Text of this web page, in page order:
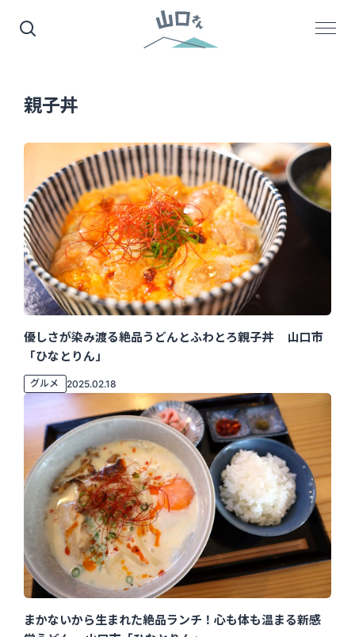
親子丼
優しさが染み渡る絶品うどんとふわとろ親子丼 山口市
「ひなとりん」
グルメ 2025.02.18
まかないから生まれた絶品ランチ！心も体も温まる新感